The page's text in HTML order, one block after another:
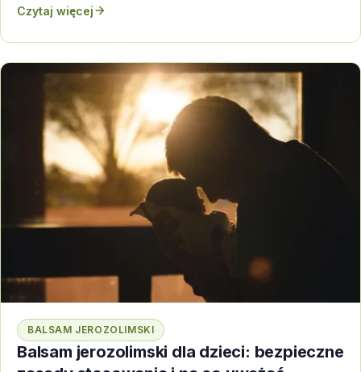
Czytaj więcej
BALSAM JEROZOLIMSKI
Balsam jerozolimski dla dzieci: bezpieczne